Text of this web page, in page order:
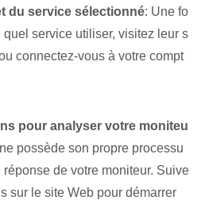
du service sélectionné: Une fo
service utiliser, visitez leur s
connectez-vous à votre compt
pour analyser votre moniteu
possède son propre processu
de votre moniteur. Suive
sur le site Web pour démarrer